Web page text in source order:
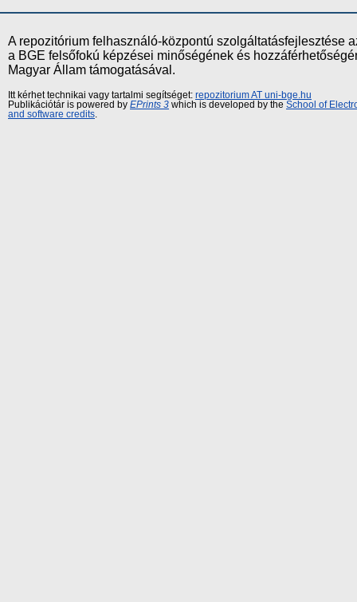
A repozitórium felhasználó-központú szolgáltatásfejlesztése
a BGE felsőfokú képzései minőségének és
Magyar Állam támogatásával.
Itt kérhet technikai vagy tartalmi segítséget: repozitorium AT uni-bge.hu
Publikációtár is powered by EPrints 3 which is developed by the School of
and software credits.